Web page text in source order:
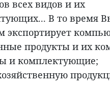
всех видов и их
В то время
экспортирует
продукты и их
и комплектующие;